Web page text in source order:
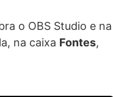
o OBS Studio e na
na caixa Fontes,